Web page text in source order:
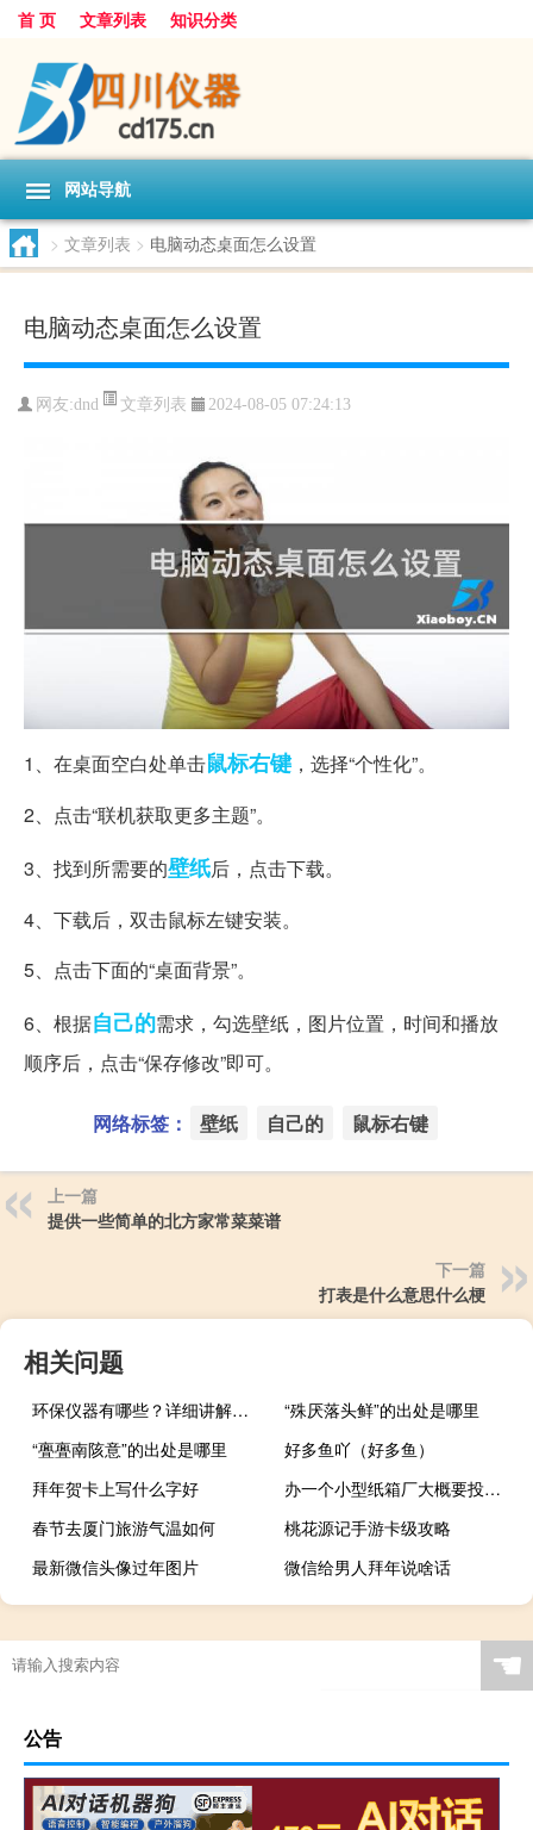
首 页 文章列表 知识分类
网站导航
> 文章列表 > 电脑动态桌面怎么设置
电脑动态桌面怎么设置
网友:dnd 文章列表 2024-08-05 07:24:13
1、在桌面空白处单击鼠标右键，选择“个性化”。
2、点击“联机获取更多主题”。
3、找到所需要的壁纸后，点击下载。
4、下载后，双击鼠标左键安装。
5、点击下面的“桌面背景”。
6、根据自己的需求，勾选壁纸，图片位置，时间和播放
顺序后，点击“保存修改”即可。
网络标签： 壁纸 自己的 鼠标右键
上一篇
提供一些简单的北方家常菜菜谱
下一篇
打表是什么意思什么梗
相关问题
环保仪器有哪些？详细讲解各类环保仪器的使用方法
“殊厌落头鲜”的出处是哪里
“亹亹南陔意”的出处是哪里
好多鱼吖（好多鱼）
拜年贺卡上写什么字好
办一个小型纸箱厂大概要投资多少钱
春节去厦门旅游气温如何
桃花源记手游卡级攻略
最新微信头像过年图片
微信给男人拜年说啥话
“入柳又穿花”的出处是哪里
☚
公告